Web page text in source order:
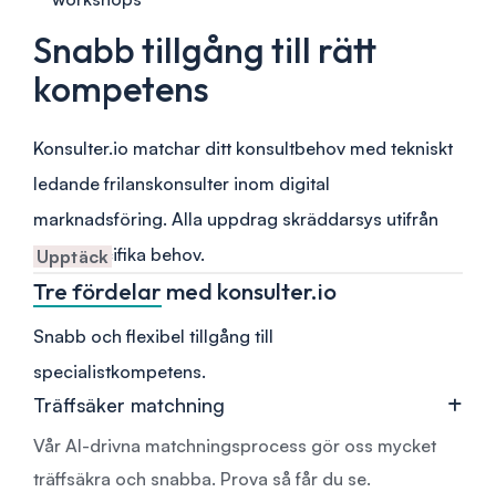
Snabb tillgång till rätt
kompetens
Konsulter.io matchar ditt konsultbehov med tekniskt
ledande frilanskonsulter inom digital
marknadsföring. Alla uppdrag skräddarsys utifrån
dina specifika behov.
Upptäck
Tre fördelarmed konsulter.io
Snabb och flexibel tillgång till
specialistkompetens.
Träffsäker matchning
Vår AI-drivna matchningsprocess gör oss mycket
träffsäkra och snabba. Prova så får du se.